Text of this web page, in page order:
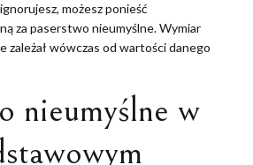
możesz ponieść
za paserstwo nieumyślne. Wymiar
zależał wówczas od wartości danego
nieumyślne w